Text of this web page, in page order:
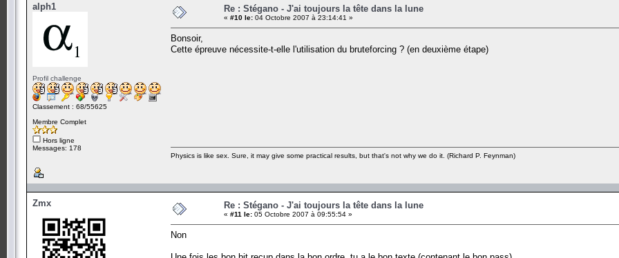
alph1
Profil challenge
Classement : 68/55625
Membre Complet
Hors ligne
Messages: 178
Re : Stégano - J'ai toujours la tête dans la lune
« #10 le: 04 Octobre 2007 à 23:14:41 »
Bonsoir,
Cette épreuve nécessite-t-elle l'utilisation du bruteforcing ? (en deuxième étape)
Physics is like sex. Sure, it may give some practical results, but that's not why we do it. (Richard P. Feynman)
Zmx Re : Stégano - J'ai toujours la tête dans la lune
« #11 le: 05 Octobre 2007 à 09:55:54 »
Non